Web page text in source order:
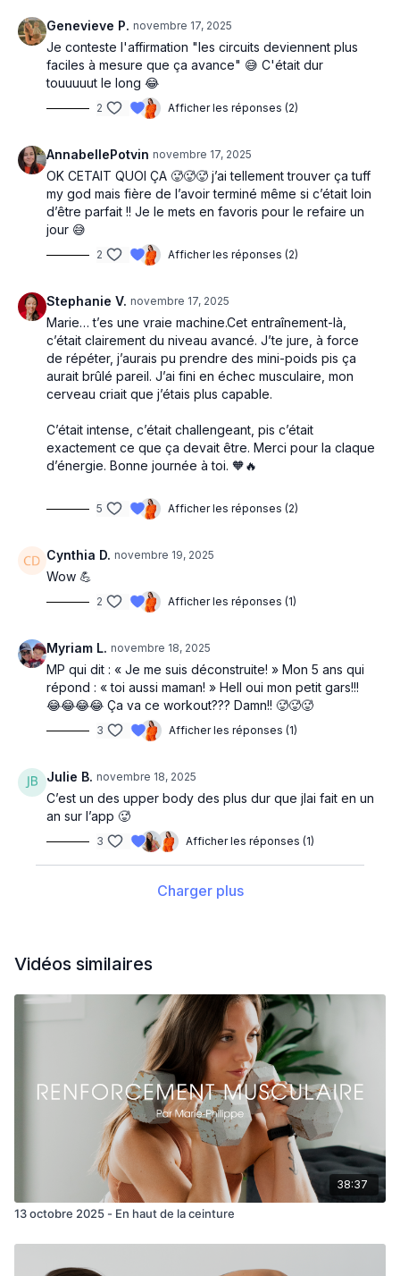
Genevieve P. novembre 17, 2025
Je conteste l'affirmation "les circuits deviennent plus
faciles à mesure que ça avance" 😅 C'était dur
touuuuut le long 😂
2 Afficher les réponses (2)
AnnabellePotvin novembre 17, 2025
OK CETAIT QUOI ÇA 🥵🥵🥵 j’ai tellement trouver ça tuff
my god mais fière de l’avoir terminé même si c’était loin
d’être parfait !! Je le mets en favoris pour le refaire un
jour 😅
2 Afficher les réponses (2)
Stephanie V. novembre 17, 2025
Marie… t’es une vraie machine.Cet entraînement-là,
c’était clairement du niveau avancé. J’te jure, à force
de répéter, j’aurais pu prendre des mini-poids pis ça
aurait brûlé pareil. J’ai fini en échec musculaire, mon
cerveau criait que j’étais plus capable.
C’était intense, c’était challengeant, pis c’était
exactement ce que ça devait être. Merci pour la claque
d’énergie. Bonne journée à toi. 🧡🔥
5 Afficher les réponses (2)
Cynthia D. novembre 19, 2025
Wow 💪
2 Afficher les réponses (1)
Myriam L. novembre 18, 2025
MP qui dit : « Je me suis déconstruite! » Mon 5 ans qui
répond : « toi aussi maman! » Hell oui mon petit gars!!!
😂😂😂😂 Ça va ce workout??? Damn!! 🥵🥵🥵
3 Afficher les réponses (1)
Julie B. novembre 18, 2025
C’est un des upper body des plus dur que jlai fait en un
an sur l’app 🥵
3 Afficher les réponses (1)
Charger plus
Vidéos similaires
38:37
13 octobre 2025 - En haut de la ceinture